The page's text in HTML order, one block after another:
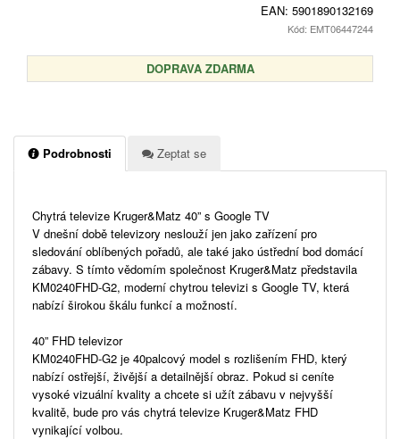
EAN: 5901890132169
Kód: EMT06447244
DOPRAVA ZDARMA
Podrobnosti Zeptat se
Chytrá televize Kruger&Matz 40” s Google TV
V dnešní době televizory neslouží jen jako zařízení pro
sledování oblíbených pořadů, ale také jako ústřední bod domácí
zábavy. S tímto vědomím společnost Kruger&Matz představila
KM0240FHD-G2, moderní chytrou televizi s Google TV, která
nabízí širokou škálu funkcí a možností.
40” FHD televizor
KM0240FHD-G2 je 40palcový model s rozlišením FHD, který
nabízí ostřejší, živější a detailnější obraz. Pokud si ceníte
vysoké vizuální kvality a chcete si užít zábavu v nejvyšší
kvalitě, bude pro vás chytrá televize Kruger&Matz FHD
vynikající volbou.